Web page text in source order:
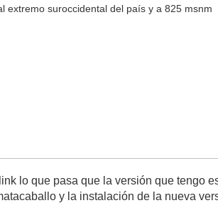
extremo suroccidental del país y a 825 msnm
lo que pasa que la versión que tengo
y la instalación de la nueva